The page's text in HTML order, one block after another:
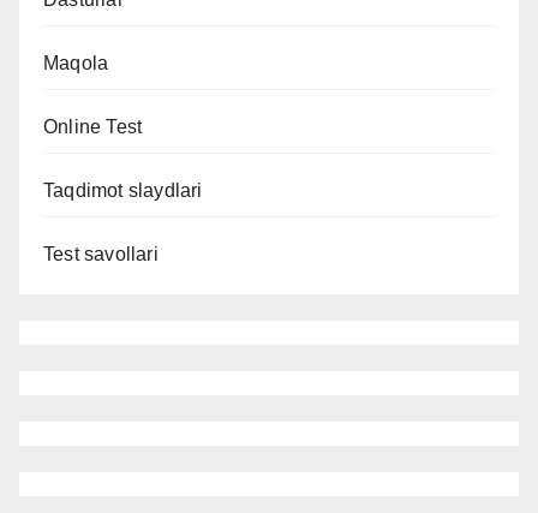
Maqola
Online Test
Taqdimot slaydlari
Test savollari